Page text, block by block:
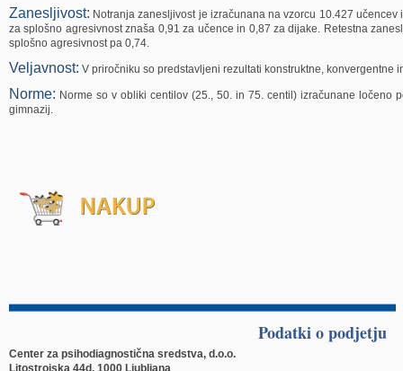
Zanesljivost: Notranja zanesljivost je izračunana na vzorcu 10.427
za splošno agresivnost znaša 0,91 za učence in 0,87 za dijake. Retestna
splošno agresivnost pa 0,74.
Veljavnost: V priročniku so predstavljeni rezultati konstruktne, konvergentne
Norme: Norme so v obliki centilov (25., 50. in 75. centil) izračunane
gimnazij.
Podatki o podjetju
Center za psihodiagnostična sredstva, d.o.o.
Litostrojska 44d, 1000 Ljubljana